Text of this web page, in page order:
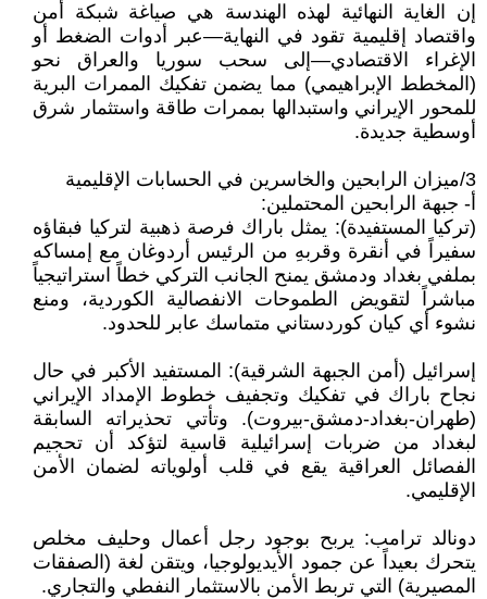
إن الغاية النهائية لهذه الهندسة هي صياغة شبكة أمن
واقتصاد إقليمية تقود في النهاية—عبر أدوات الضغط أو
الإغراء الاقتصادي—إلى سحب سوريا والعراق نحو
(المخطط الإبراهيمي) مما يضمن تفكيك الممرات البرية
للمحور الإيراني واستبدالها بممرات طاقة واستثمار شرق
أوسطية جديدة.
3/ميزان الرابحين والخاسرين في الحسابات الإقليمية
أ- جبهة الرابحين المحتملين:
(تركيا المستفيدة): يمثل باراك فرصة ذهبية لتركيا فبقاؤه
سفيراً في أنقرة وقربهِ من الرئيس أردوغان مع إمساكه
بملفي بغداد ودمشق يمنح الجانب التركي خطاً استراتيجياً
مباشراً لتقويض الطموحات الانفصالية الكوردية، ومنع
نشوء أي كيان كوردستاني متماسك عابر للحدود.
إسرائيل (أمن الجبهة الشرقية): المستفيد الأكبر في حال
نجاح باراك في تفكيك وتجفيف خطوط الإمداد الإيراني
(طهران-بغداد-دمشق-بيروت). وتأتي تحذيراته السابقة
لبغداد من ضربات إسرائيلية قاسية لتؤكد أن تحجيم
الفصائل العراقية يقع في قلب أولوياته لضمان الأمن
الإقليمي.
دونالد ترامب: يربح بوجود رجل أعمال وحليف مخلص
يتحرك بعيداً عن جمود الأيديولوجيا، ويتقن لغة (الصفقات
المصيرية) التي تربط الأمن بالاستثمار النفطي والتجاري.